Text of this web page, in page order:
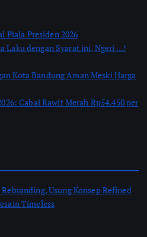
Piala Presiden 2026
Laku dengan Syarat ini, Ngeri …!
Kota Bandung Aman Meski Harga
Cabai Rawit Merah Rp54.450 per
Usung Konsep Refined
Timeless